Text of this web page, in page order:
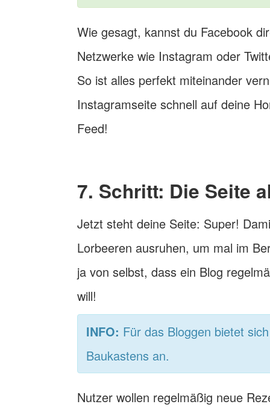
Wie gesagt, kannst du Facebook
Netzwerke wie Instagram oder
So ist alles perfekt miteinander
Instagramseite schnell auf deine
Feed!
7. Schritt: Die Seite
Jetzt steht deine Seite: Super!
Lorbeeren ausruhen, um mal im
ja von selbst, dass ein Blog
will!
INFO: Für das Bloggen bietet
Baukastens an.
Nutzer wollen regelmäßig neue